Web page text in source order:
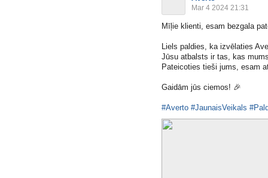
Mar 4 2024 21:31
Mīļie klienti, esam bezgala
Liels paldies, ka izvēlaties
Jūsu atbalsts ir tas, kas
Pateicoties tieši jums, esam
Gaidām jūs ciemos! 🎉
#Averto #JaunaisVeikals